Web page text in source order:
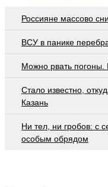
Россияне массово
ВСУ в панике
Можно рвать погоны.
Стало известно,
Казань
Ни тел, ни гробов: с
особым обрядом